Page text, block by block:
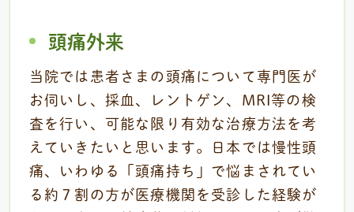
頭痛外来
当院では患者さまの頭痛について専門医が
お伺いし、採血、レントゲン、MRI等の検
査を行い、可能な限り有効な治療方法を考
えていきたいと思います。日本では慢性頭
痛、いわゆる「頭痛持ち」で悩まされてい
る約７割の方が医療機関を受診した経験が